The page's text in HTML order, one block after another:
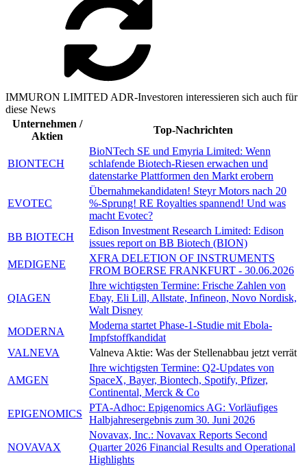
IMMURON LIMITED ADR-Investoren interessieren sich auch für
diese News
Unternehmen /
Aktien
Top-Nachrichten
BIONTECH
BioNTech SE und Emyria Limited: Wenn
schlafende Biotech-Riesen erwachen und
datenstarke Plattformen den Markt erobern
EVOTEC
Übernahmekandidaten! Steyr Motors nach 20
%-Sprung! RE Royalties spannend! Und was
macht Evotec?
BB BIOTECH
Edison Investment Research Limited: Edison
issues report on BB Biotech (BION)
MEDIGENE
XFRA DELETION OF INSTRUMENTS
FROM BOERSE FRANKFURT - 30.06.2026
QIAGEN
Ihre wichtigsten Termine: Frische Zahlen von
Ebay, Eli Lill, Allstate, Infineon, Novo Nordisk,
Walt Disney
MODERNA
Moderna startet Phase-1-Studie mit Ebola-
Impfstoffkandidat
VALNEVA
Valneva Aktie: Was der Stellenabbau jetzt verrät
AMGEN
Ihre wichtigsten Termine: Q2-Updates von
SpaceX, Bayer, Biontech, Spotify, Pfizer,
Continental, Merck & Co
EPIGENOMICS
PTA-Adhoc: Epigenomics AG: Vorläufiges
Halbjahresergebnis zum 30. Juni 2026
NOVAVAX
Novavax, Inc.: Novavax Reports Second
Quarter 2026 Financial Results and Operational
Highlights